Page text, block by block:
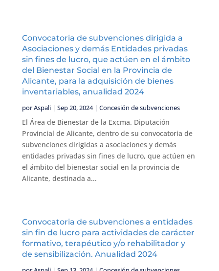
Convocatoria de subvenciones dirigida a
Asociaciones y demás Entidades privadas
sin fines de lucro, que actúen en el ámbito
del Bienestar Social en la Provincia de
Alicante, para la adquisición de bienes
inventariables, anualidad 2024
porAspali| Sep 20, 2024| Concesión de subvenciones
El Área de Bienestar de la Excma. Diputación
Provincial de Alicante, dentro de su convocatoria de
subvenciones dirigidas a asociaciones y demás
entidades privadas sin fines de lucro, que actúen en
el ámbito del bienestar social en la provincia de
Alicante, destinada a...
Convocatoria de subvenciones a entidades
sin fin de lucro para actividades de carácter
formativo, terapéutico y/o rehabilitador y
de sensibilización. Anualidad 2024